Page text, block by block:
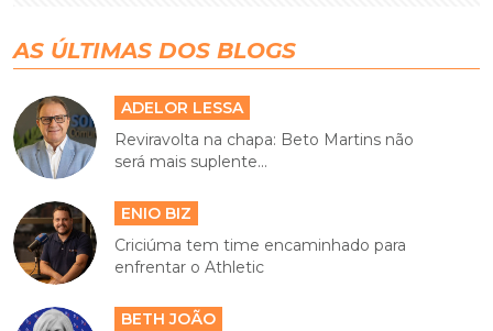
AS ÚLTIMAS DOS BLOGS
ADELOR LESSA
Reviravolta na chapa: Beto Martins não
será mais suplente...
ENIO BIZ
Criciúma tem time encaminhado para
enfrentar o Athletic
BETH JOÃO